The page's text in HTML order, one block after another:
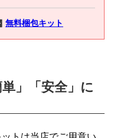
無料梱包キット
、査定フォームから画像
イLINE査定」を友だちに
」「安全」に